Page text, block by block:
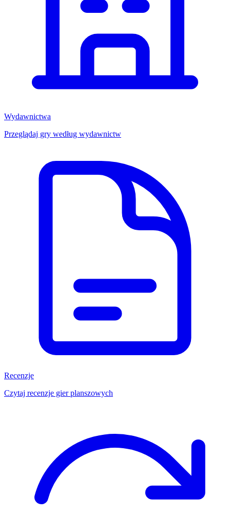
Wydawnictwa
Przeglądaj gry według wydawnictw
Recenzje
Czytaj recenzje gier planszowych